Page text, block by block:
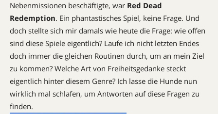
Nebenmissionen beschäftigte, war Red Dead
Redemption. Ein phantastisches Spiel, keine Frage. Und
doch stellte sich mir damals wie heute die Frage: wie offen
sind diese Spiele eigentlich? Laufe ich nicht letzten Endes
doch immer die gleichen Routinen durch, um an mein Ziel
zu kommen? Welche Art von Freiheitsgedanke steckt
eigentlich hinter diesem Genre? Ich lasse die Hunde nun
wirklich mal schlafen, um Antworten auf diese Fragen zu
finden.